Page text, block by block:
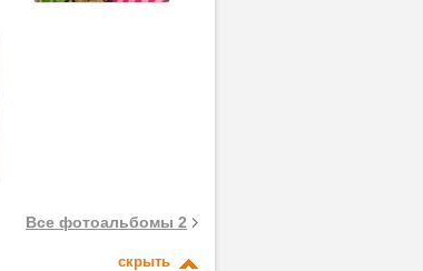
Все фотоальбомы 2
скрыть